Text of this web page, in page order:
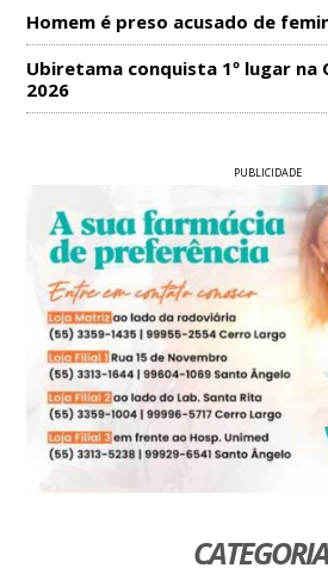
Homem é preso acusado de
Ubiretama conquista 1º lugar na
2026
PUBLICIDADE